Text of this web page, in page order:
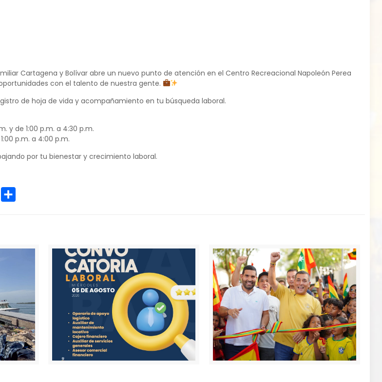
Cartagena y Bolívar abre un nuevo punto de atención en el Centro Recreacional Napoleón Perea
con el talento de nuestra gente.
de hoja de vida y acompañamiento en tu búsqueda laboral.
y de 1:00 p.m. a 4:30 p.m.
p.m. a 4:00 p.m.
por tu bienestar y crecimiento laboral.